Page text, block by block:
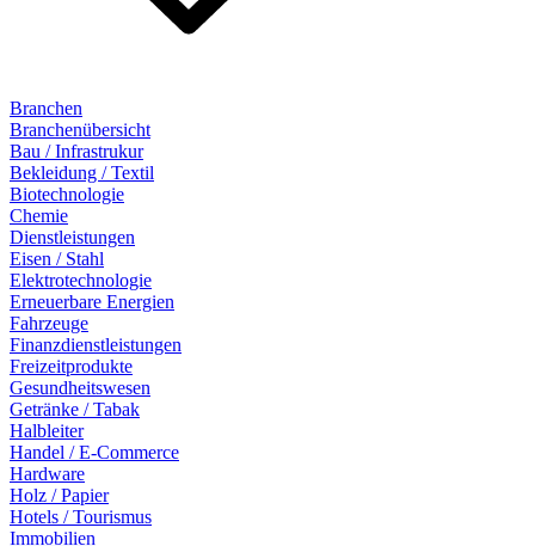
Branchen
Branchenübersicht
Bau / Infrastrukur
Bekleidung / Textil
Biotechnologie
Chemie
Dienstleistungen
Eisen / Stahl
Elektrotechnologie
Erneuerbare Energien
Fahrzeuge
Finanzdienstleistungen
Freizeitprodukte
Gesundheitswesen
Getränke / Tabak
Halbleiter
Handel / E-Commerce
Hardware
Holz / Papier
Hotels / Tourismus
Immobilien